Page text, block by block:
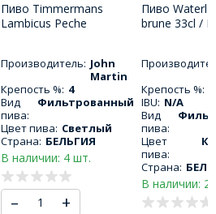
Пиво Timmermans
Lambicus Peche
Кардамон 250 МЛ
Производитель: John
Martin
Крепость %: 4
Вид
пива:
Фильтрованный
Цвет пива: Светлый
Страна: БЕЛЬГИЯ
В наличии: 4 шт.
– +
Пиво
brune 33cl /
Крепость %:
IBU: N/A
Вид
пива:
Цвет
пива:
Страна:
В наличии: 2